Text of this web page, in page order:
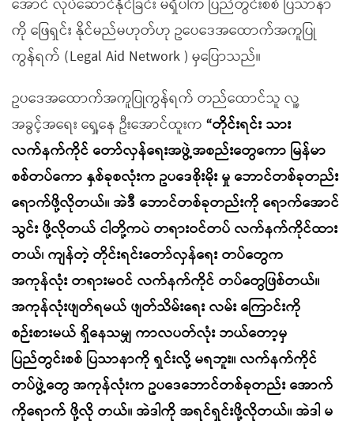
အောင် လုပ်ဆောင်နိုင်ခြင်း မရှိပါက ပြည်တွင်းစစ် ပြသာနာ
ကို ဖြေရှင်း နိုင်မည်မဟုတ်ဟု ဥပေဒေအထောက်အကူပြု
ကွန်ရက် (Legal Aid Network ) မှပြောသည်။
ဥပဒေအထောက်အကူပြုကွန်ရက် တည်ထောင်သူ လူ့
အခွင့်အရေး ရှေ့နေ ဦးအောင်ထူးက “တိုင်းရင်း သား
လက်နက်ကိုင် တော်လှန်ရေးအဖွဲ့အစည်းတွေကော မြန်မာ
စစ်တပ်ကော နှစ်ခုစလုံးက ဥပဒေစိုးမိုး မှု ဘောင်တစ်ခုတည်း
ရောက်ဖို့လိုတယ်။ အဲဒီ ဘောင်တစ်ခုတည်းကို ရောက်အောင်
သွင်း ဖို့လိုတယ် ငါတို့ကပဲ တရားဝင်တပ် လက်နက်ကိုင်ထား
တယ်၊ ကျန်တဲ့ တိုင်းရင်းတော်လှန်ရေး တပ်တွေက
အကုန်လုံး တရားမဝင် လက်နက်ကိုင် တပ်တွေဖြစ်တယ်။
အကုန်လုံးဖျတ်ရမယ် ဖျတ်သိမ်းရေး လမ်း ကြောင်းကို
စဉ်းစားမယ် ရှိနေသမျှ ကာလပတ်လုံး ဘယ်တော့မှ
ပြည်တွင်းစစ် ပြသာနာကို ရှင်းလို့ မရဘူး။ လက်နက်ကိုင်
တပ်ဖွဲ့တွေ အကုန်လုံးက ဥပဒေဘောင်တစ်ခုတည်း အောက်
ကိုရောက် ဖို့လို တယ်။ အဲဒါကို အရင်ရှင်းဖို့လိုတယ်။ အဲဒါ မ